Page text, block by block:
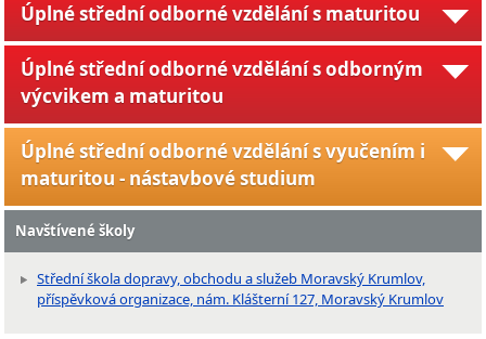
Úplné střední odborné vzdělání s maturitou
Úplné střední odborné vzdělání s odborným
výcvikem a maturitou
Úplné střední odborné vzdělání s vyučením i
maturitou - nástavbové studium
Navštívené školy
Střední škola dopravy, obchodu a služeb Moravský Krumlov,
příspěvková organizace, nám. Klášterní 127, Moravský Krumlov